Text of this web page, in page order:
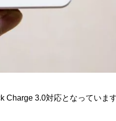
Charge 3.0対応となっていま